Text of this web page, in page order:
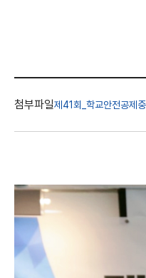
첨부파일제41회_학교안전공제